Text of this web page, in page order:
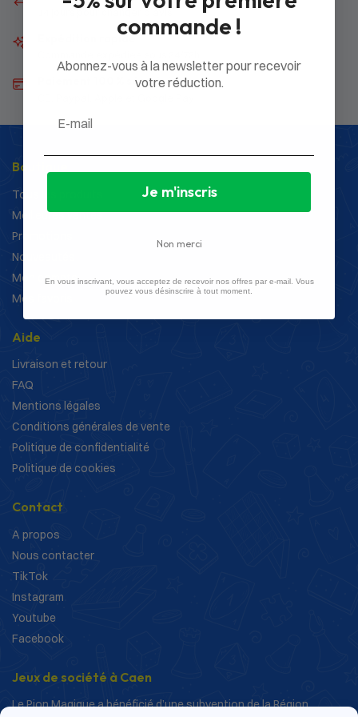
14 jours pour changer d’avis
Expédition rapide
Paiement 100 % sécurisé
Boutique
Tous les produits
Meilleures ventes
Promotions
Nouveautés
Mon compte
Mes favoris
Aide
Livraison et retour
FAQ
Mentions légales
Conditions générales de vente
Politique de confidentialité
Politique de cookies
Contact
A propos
Nous contacter
TikTok
Instagram
Youtube
Facebook
Jeux de société à Caen
Le Pion Magique a bénéficié d’une subvention de la Région
commande !
Abonnez-vous à la newsletter pour recevoir
votre réduction.
Je m'inscris
Non merci
En vous inscrivant, vous acceptez de recevoir nos offres par e-mail. Vous
pouvez vous désinscrire à tout moment.